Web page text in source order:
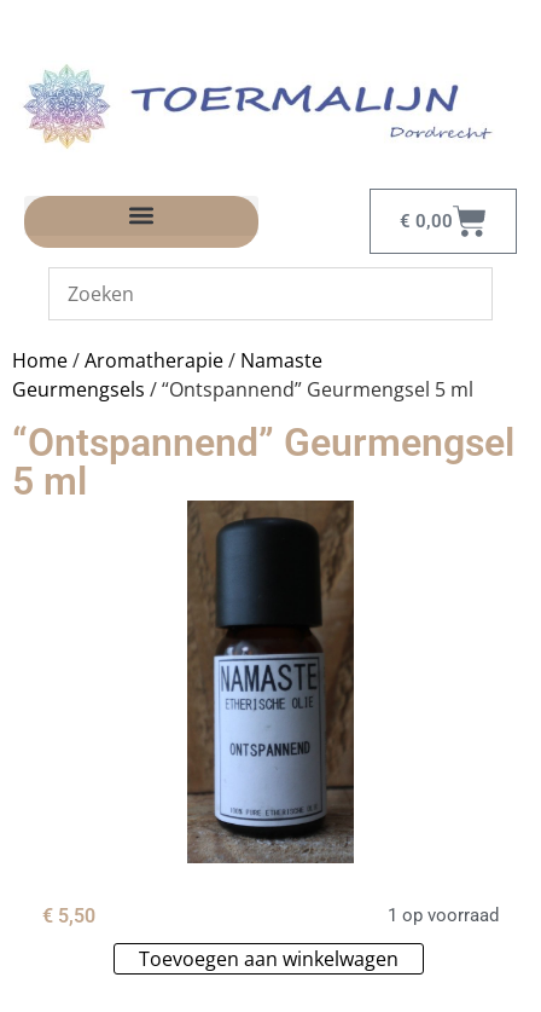
€ 0,00
Home/Aromatherapie/ Namaste
Geurmengsels / “Ontspannend” Geurmengsel 5 ml
“Ontspannend” Geurmengsel
5 ml
€ 5,50 1 op voorraad
Toevoegen aan winkelwagen